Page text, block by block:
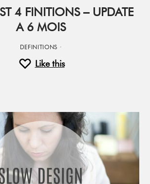
4 FINITIONS – UPDATE
A 6 MOIS
DEFINITIONS ·
Like this